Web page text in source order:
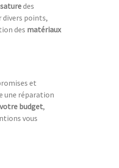
des
divers points,
des matériaux
et
une réparation
votre budget,
vous